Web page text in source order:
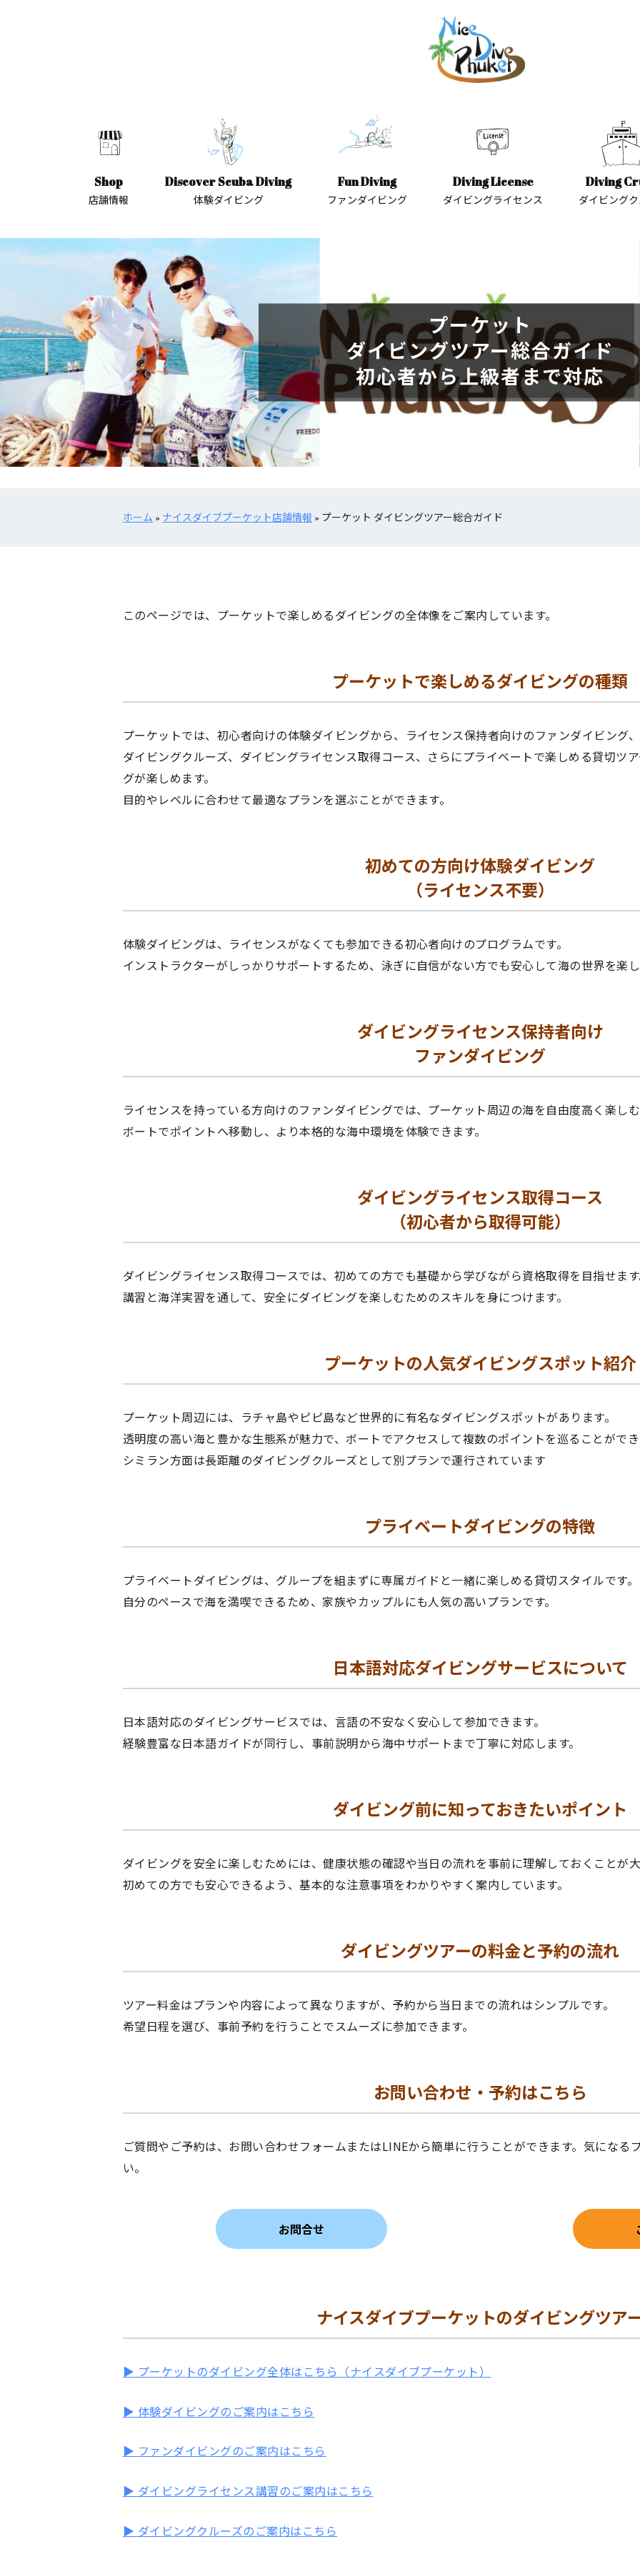
Shop
店舗情報
Discover Scuba Diving
体験ダイビング
Fun Diving
ファンダイビング
Diving License
ダイビングライセンス
Diving
ダイビング
プーケット
ダイビングツアー総合ガイド
初心者から上級者まで対応
ホーム » ナイスダイブプーケット店舗情報 » プーケット ダイビングツアー総合ガイド
このページでは、プーケットで楽しめるダイビングの全体像をご案内しています。
プーケットで楽しめるダイビングの種類
プーケットでは、初心者向けの体験ダイビングから、ライセンス保持者向けのファンダイビング
ダイビングクルーズ、ダイビングライセンス取得コース、さらにプライベートで楽しめる貸切ツ
グが楽しめます。
目的やレベルに合わせて最適なプランを選ぶことができます。
初めての方向け体験ダイビング
（ライセンス不要）
体験ダイビングは、ライセンスがなくても参加できる初心者向けのプログラムです。
インストラクターがしっかりサポートするため、泳ぎに自信がない方でも安心して海の世界を楽
ダイビングライセンス保持者向け
ファンダイビング
ライセンスを持っている方向けのファンダイビングでは、プーケット周辺の海を自由度高く楽し
ボートでポイントへ移動し、より本格的な海中環境を体験できます。
ダイビングライセンス取得コース
（初心者から取得可能）
ダイビングライセンス取得コースでは、初めての方でも基礎から学びながら資格取得を目指せま
講習と海洋実習を通して、安全にダイビングを楽しむためのスキルを身につけます。
プーケットの人気ダイビングスポット紹介
プーケット周辺には、ラチャ島やピピ島など世界的に有名なダイビングスポットがあります。
透明度の高い海と豊かな生態系が魅力で、ボートでアクセスして複数のポイントを巡ることがで
シミラン方面は長距離のダイビングクルーズとして別プランで運行されています
プライベートダイビングの特徴
プライベートダイビングは、グループを組まずに専属ガイドと一緒に楽しめる貸切スタイルです。
自分のペースで海を満喫できるため、家族やカップルにも人気の高いプランです。
日本語対応ダイビングサービスについて
日本語対応のダイビングサービスでは、言語の不安なく安心して参加できます。
経験豊富な日本語ガイドが同行し、事前説明から海中サポートまで丁寧に対応します。
ダイビング前に知っておきたいポイント
ダイビングを安全に楽しむためには、健康状態の確認や当日の流れを事前に理解しておくことが
初めての方でも安心できるよう、基本的な注意事項をわかりやすく案内しています。
ダイビングツアーの料金と予約の流れ
ツアー料金はプランや内容によって異なりますが、予約から当日までの流れはシンプルです。
希望日程を選び、事前予約を行うことでスムーズに参加できます。
お問い合わせ・予約はこちら
ご質問やご予約は、お問い合わせフォームまたはLINEから簡単に行うことができます。気になる
い。
お問合せ
ナイスダイブプーケットのダイビングツア
▶ プーケットのダイビング全体はこちら（ナイスダイブプーケット）
▶ 体験ダイビングのご案内はこちら
▶ ファンダイビングのご案内はこちら
▶ ダイビングライセンス講習のご案内はこちら
▶ ダイビングクルーズのご案内はこちら